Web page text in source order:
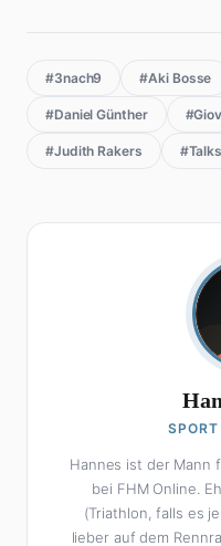
#3nach9 #Aki Bosse
#Daniel Günther
#Judith Rakers
Hannes ist der Mann
bei FHM Online.
(Triathlon, falls es
lieber auf dem